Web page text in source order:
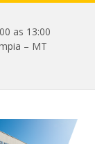
as 13:00
– MT